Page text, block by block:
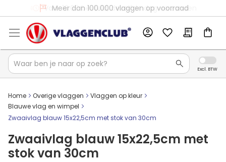
Meer dan 100.000 vlaggen op voorraad
Voor 16:00 besteld, dezelfde dag verzonden
Home Overige vlaggen
Vlaggen op kleur
Blauwe vlag en wimpel
Zwaaivlag blauw 15x22,5cm met stok van 30cm
Zwaaivlag blauw 15x22,5cm met
stok van 30cm